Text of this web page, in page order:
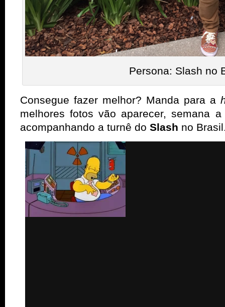
Persona: Slash no
Consegue fazer melhor? Manda para a
melhores fotos vão aparecer, semana
acompanhando a turnê do Slash no